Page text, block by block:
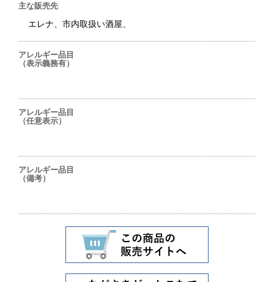
主な販売先
エレナ、市内取扱い酒屋、
アレルギー品目
（表示義務有）
アレルギー品目
（任意表示）
アレルギー品目
（備考）